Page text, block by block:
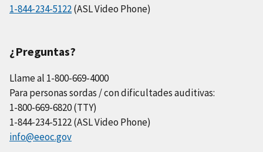
1-844-234-5122(ASL Video Phone)
¿Preguntas?
Llame al 1-800-669-4000
Para personas sordas / con dificultades auditivas:
1-800-669-6820 (TTY)
1-844-234-5122 (ASL Video Phone)
info@eeoc.gov